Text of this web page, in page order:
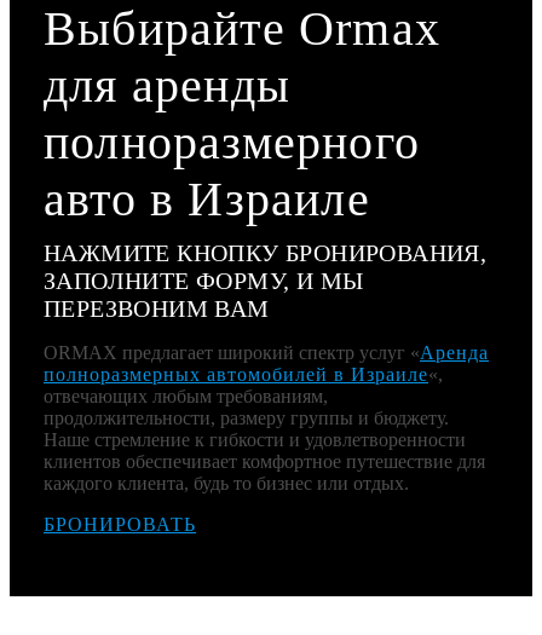
Выбирайте Ormax
для аренды
полноразмерного
авто в Израиле
НАЖМИТЕ КНОПКУ БРОНИРОВАНИЯ,
ЗАПОЛНИТЕ ФОРМУ, И МЫ
ПЕРЕЗВОНИМ ВАМ
ORMAX предлагает широкий спектр услуг «Аренда
полноразмерных автомобилей в Израиле«,
отвечающих любым требованиям,
продолжительности, размеру группы и бюджету.
Наше стремление к гибкости и удовлетворенности
клиентов обеспечивает комфортное путешествие для
каждого клиента, будь то бизнес или отдых.
БРОНИРОВАТЬ